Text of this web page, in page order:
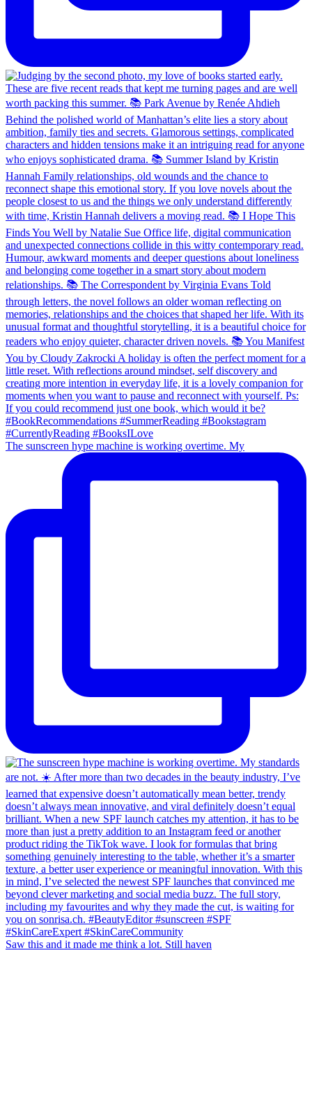
The sunscreen hype machine is working overtime. My
Saw this and it made me think a lot. Still haven